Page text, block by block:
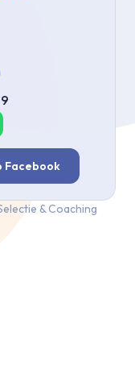
Facebook
& Coaching